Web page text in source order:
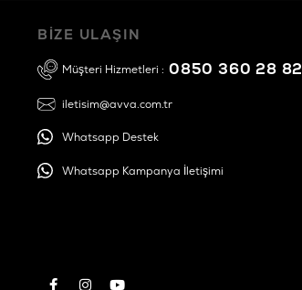
BİZE ULAŞIN
Müşteri Hizmetleri : 0850 360 28 82
iletisim@avva.com.tr
Whatsapp Destek
Whatsapp Kampanya İletişimi